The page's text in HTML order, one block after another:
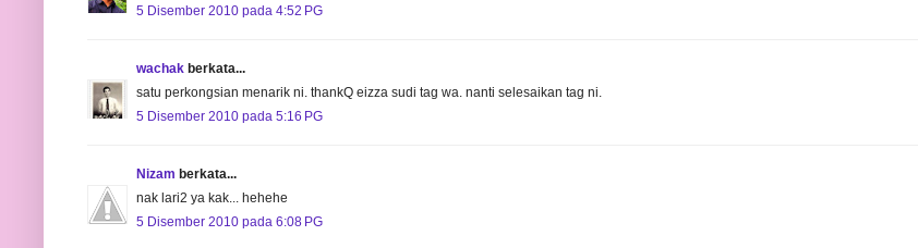
5 Disember 2010 pada 4:52 PG
wachak berkata...
satu perkongsian menarik ni. thankQ eizza sudi tag wa. nanti selesaikan tag ni.
5 Disember 2010 pada 5:16 PG
Nizam berkata...
nak lari2 ya kak... hehehe
5 Disember 2010 pada 6:08 PG